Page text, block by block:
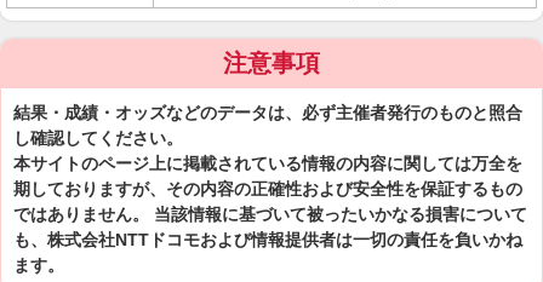
注意事項
結果・成績・オッズなどのデータは、必ず主催者発行のものと照合
し確認してください。
本サイトのページ上に掲載されている情報の内容に関しては万全を
期しておりますが、その内容の正確性および安全性を保証するもの
ではありません。 当該情報に基づいて被ったいかなる損害について
も、株式会社NTTドコモおよび情報提供者は一切の責任を負いかね
ます。